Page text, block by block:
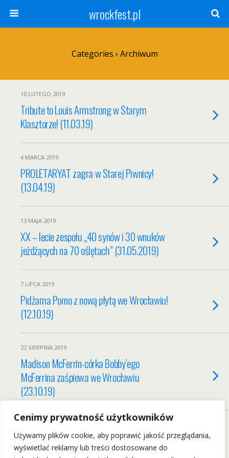
Cenimy prywatność użytkowników
Używamy plików cookie, aby poprawić jakość przeglądania,
wyświetlać reklamy lub treści dostosowane do
wrockfest.pl
Categories › Archiwum
10 LUTEGO 2019
Tribute to Louis Armstrong w Starym
Klasztorze! (11.03.19)
4 MARCA 2019
PROLETARYAT zagra w Starej Piwnicy!
(13.04.19)
13 MAJA 2019
XX – lecie zespołu „40 synów i 30 wnuków
jeżdżących na 70 oślętach” (31.05.2019)
7 LIPCA 2019
Pidżama Porno z nową płytą we Wrocławiu!
(12.10.19)
22 SIERPNIA 2019
Madison McFerrin-córka Bobby’ego
McFerrina zaśpiewa we Wrocławiu
(23.10.19)